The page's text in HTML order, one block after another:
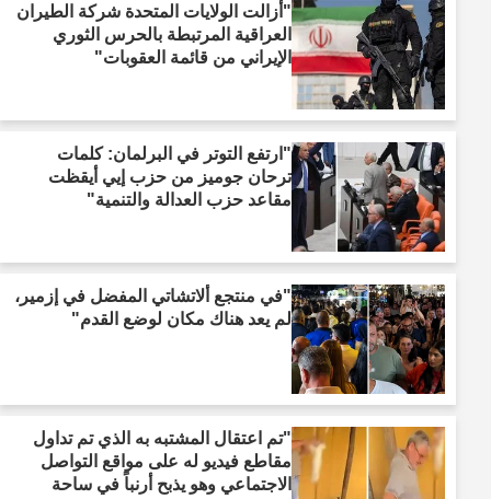
"أزالت الولايات المتحدة شركة الطيران
العراقية المرتبطة بالحرس الثوري
الإيراني من قائمة العقوبات"
"ارتفع التوتر في البرلمان: كلمات
ترحان جوميز من حزب إيي أيقظت
مقاعد حزب العدالة والتنمية"
"في منتجع ألاتشاتي المفضل في إزمير،
لم يعد هناك مكان لوضع القدم"
"تم اعتقال المشتبه به الذي تم تداول
مقاطع فيديو له على مواقع التواصل
الاجتماعي وهو يذبح أرنباً في ساحة